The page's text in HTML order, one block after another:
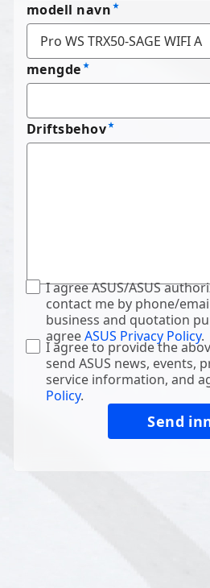
modell navn
mengde
Driftsbehov
I agree ASUS/ASUS
contact me by phone/
business and quotation
agreeASUS Privacy Policy.
I agree to provide the
send ASUS news, events,
service information, and
Policy.